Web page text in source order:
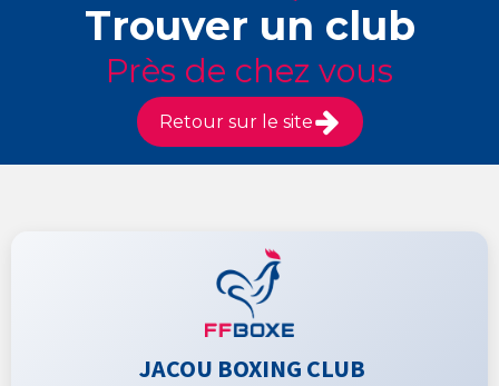
Trouver un club
Près de chez vous
Retour sur le site
JACOU BOXING CLUB